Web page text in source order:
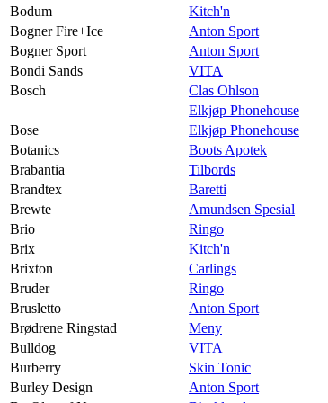
Bodum Kitch'n
Bogner Fire+Ice
Anton Sport
Bogner Sport
Anton Sport
Bondi Sands
VITA
Bosch
Clas Ohlson
Elkjøp Phonehouse
Bose
Elkjøp Phonehouse
Botanics
Boots Apotek
Brabantia
Tilbords
Brandtex
Baretti
Brewte
Amundsen Spesial
Brio
Ringo
Brix
Kitch'n
Brixton
Carlings
Bruder
Ringo
Brusletto
Anton Sport
Brødrene Ringstad
Meny
Bulldog
VITA
Burberry
Skin Tonic
Burley Design
Anton Sport